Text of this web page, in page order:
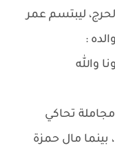
ليبتسم عمر
:
والله
تحاكي
مال حمزة